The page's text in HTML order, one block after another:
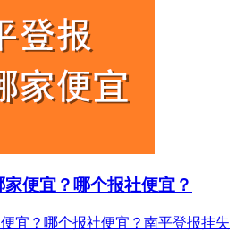
便宜？哪个报社便宜？
宜？哪个报社便宜？南平登报挂失